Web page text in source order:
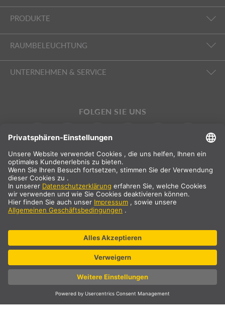
PRODUKTE
RAUMBELEUCHTUNG
UNTERNEHMEN & SERVICE
FOLGEN SIE UNS
INTERNATIONAL
DE | EN | ES | FR SLV International
Landauswahl
* Alle Preisangaben netto, zzgl. Versandkosten
** Die angegebenen Werte sind durchschnittliche Lieferzeiten und
beziehen sich auf Standardlieferungen auf dem europäischen
Festland und sofern der Bestelleingang bis 13 Uhr erfolgt ist.
Sperrgutartikel, wie Profile und Schienensysteme etc., können
längere Lieferzeiten haben.
© SLV Germany 2026. All rights reserved